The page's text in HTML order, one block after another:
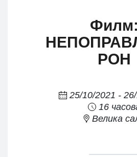
Филм:
РОН
25/10/2021 -
16
Велика